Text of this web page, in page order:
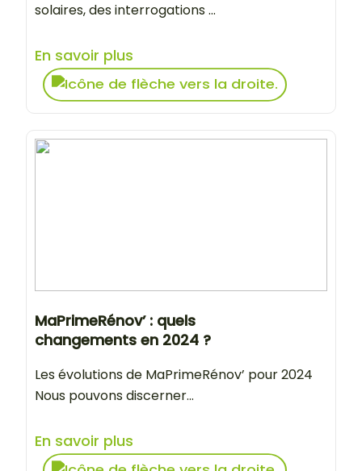
solaires, des interrogations ...
En savoir plus
MaPrimeRénov’ : quels
changements en 2024 ?
Les évolutions de MaPrimeRénov’ pour 2024
Nous pouvons discerner...
En savoir plus